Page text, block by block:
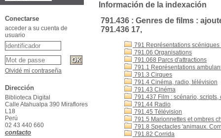
Información de la indexación
791.436 : Genres de films :
791.436 17,
791 Représentations
791.06 Organisations
791.068 Parcs d'attractions
791.1 Représentations
791.3 Cirques
791.4 Cinéma, radio, télévision
791.43 Cinéma
791.437 Film : scénario, scripts,
791.44 Radio
791.45 Télévision
791.5 Marionnettes et ombres
791.8 Spectacles 'animaux.
791.82 Corrida
Conectarse
acceder a su cuenta de
usuario
Olvidé mi contraseña
Dirección
Biblioteca Digital
Calle Atahualpa 390 Miraflores
L18
Perú
02 43 440 660
contacto